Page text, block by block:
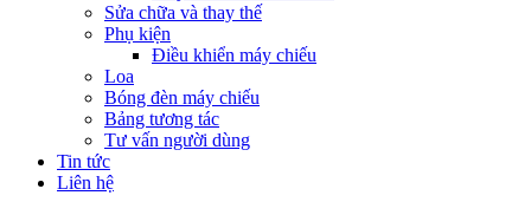
Sửa chữa và thay thế
Phụ kiện
Điều khiển máy chiếu
Loa
Bóng đèn máy chiếu
Bảng tương tác
Tư vấn người dùng
Tin tức
Liên hệ